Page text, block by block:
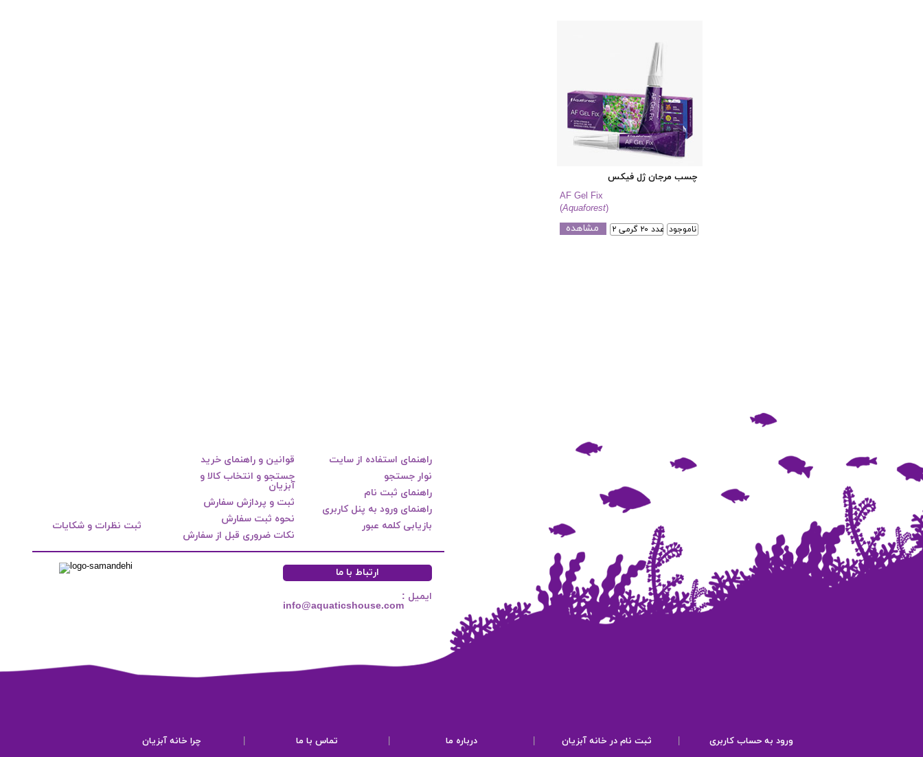
چسب مرجان ژل فیکس
AF Gel Fix
(Aquaforest)
ناموجود ۲ عدد ۲۰ گرمی مشاهده
راهنمای استفاده از سایت
نوار جستجو
راهنمای ثبت نام
راهنمای ورود به پنل کاربری
بازیابی کلمه عبور
قوانین و راهنمای خرید
جستجو و انتخاب کالا و
آبزیان
ثبت و پردازش سفارش
نحوه ثبت سفارش
نکات ضروری قبل از سفارش
ثبت نظرات و شکایات
ارتباط با ما
ایمیل :
info@aquaticshouse.com
ورود به حساب کاربری ثبت نام در خانه آبزیان درباره ما تماس با ما چرا خانه آبزیان